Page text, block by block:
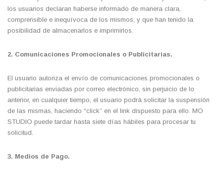
los usuarios declaran haberse informado de manera clara,
comprensible e inequívoca de los mismos, y que han tenido la
posibilidad de almacenarlos e imprimirlos.
2. Comunicaciones Promocionales o Publicitarias.
El usuario autoriza el envío de comunicaciones promocionales o
publicitarias enviadas por correo electrónico, sin perjuicio de lo
anterior, en cualquier tiempo, el usuario podrá solicitar la suspensión
de las mismas, haciendo “click” en el link dispuesto para ello. MO
STUDIO puede tardar hasta siete días hábiles para procesar tu
solicitud.
3. Medios de Pago.